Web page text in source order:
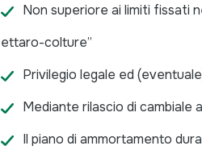
Non superiore ai limiti fissati
ettaro-colture”
Privilegio legale ed
Mediante rilascio di cambiale
Il piano di ammortamento